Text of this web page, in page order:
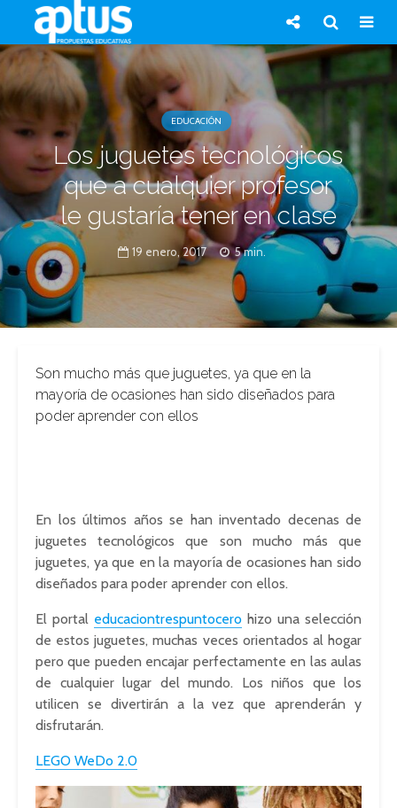
EDUCACIÓN
Los juguetes tecnológicos
que a cualquier profesor
le gustaría tener en clase
19 enero, 2017 5 min.
Son mucho más que juguetes, ya que en la
mayoría de ocasiones han sido diseñados para
poder aprender con ellos
En los últimos años se han inventado decenas de
juguetes tecnológicos que son mucho más que
juguetes, ya que en la mayoría de ocasiones han sido
diseñados para poder aprender con ellos.
El portal educaciontrespuntocero hizo una selección
de estos juguetes, muchas veces orientados al hogar
pero que pueden encajar perfectamente en las aulas
de cualquier lugar del mundo. Los niños que los
utilicen se divertirán a la vez que aprenderán y
disfrutarán.
LEGO WeDo 2.0